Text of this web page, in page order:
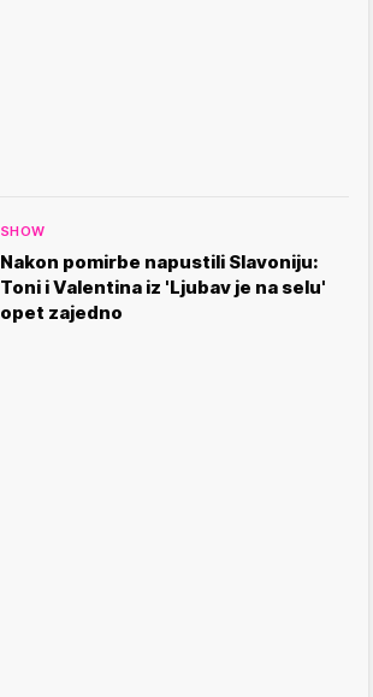
SHOW
Nakon pomirbe napustili Slavoniju:
Toni i Valentina iz 'Ljubav je na selu'
opet zajedno